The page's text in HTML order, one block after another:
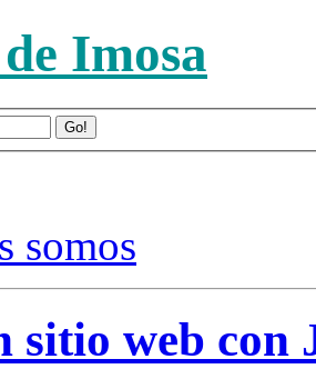
Imosa
somos
sitio web con